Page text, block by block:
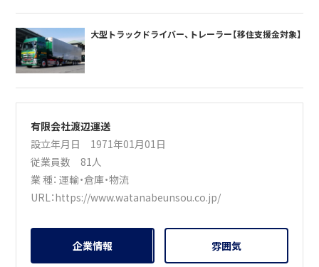
大型トラックドライバー、トレーラー【移住支援金対象】
有限会社渡辺運送
設立年月日 1971年01月01日
従業員数 81人
業 種：運輸・倉庫・物流
URL：https://www.watanabeunsou.co.jp/
企業情報 雰囲気